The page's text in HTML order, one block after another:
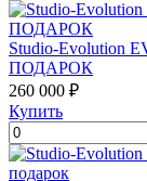
Studio-Evolution
ПОДАРОК
260 000 ₽
Купить